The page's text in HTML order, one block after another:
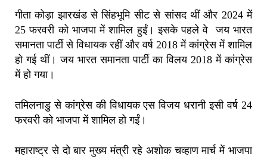
गीता कोड़ा झारखंड से सिंहभूमि सीट से सांसद थीं और 2024 में
25 फरवरी को भाजपा में शामिल हुईं। इसके पहले वे जय भारत
समानता पार्टी से विधायक रहीं और वर्ष 2018 में कांग्रेस में शामिल
हो गई थीं। जय भारत समानता पार्टी का विलय 2018 में कांग्रेस
में हो गया।
तमिलनाडु से कांग्रेस की विधायक एस विजय धरानी इसी वर्ष 24
फरवरी को भाजपा में शामिल हो गईं।
महाराष्ट्र से दो बार मुख्य मंत्री रहे अशोक चव्हाण मार्च में भाजपा